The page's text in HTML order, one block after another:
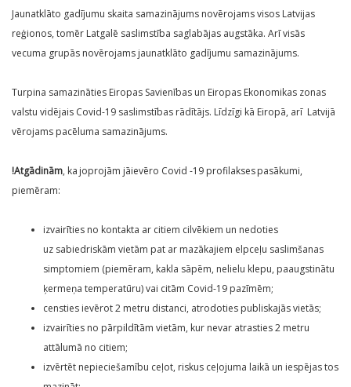
Jaunatklāto gadījumu skaita samazinājums novērojams visos Latvijas
reģionos, tomēr Latgalē saslimstība saglabājas augstāka. Arī visās
vecuma grupās novērojams jaunatklāto gadījumu samazinājums.
Turpina samazināties Eiropas Savienības un Eiropas Ekonomikas zonas
valstu vidējais Covid-19 saslimstības rādītājs. Līdzīgi kā Eiropā, arī Latvijā
vērojams pacēluma samazinājums.
!Atgādinām, ka joprojām jāievēro Covid -19 profilakses pasākumi,
piemēram:
izvairīties no kontakta ar citiem cilvēkiem un nedoties
uz sabiedriskām vietām pat ar mazākajiem elpceļu saslimšanas
simptomiem (piemēram, kakla sāpēm, nelielu klepu, paaugstinātu
ķermeņa temperatūru) vai citām Covid-19 pazīmēm;
censties ievērot 2 metru distanci, atrodoties publiskajās vietās;
izvairīties no pārpildītām vietām, kur nevar atrasties 2 metru
attālumā no citiem;
izvērtēt nepieciešamību ceļot, riskus ceļojuma laikā un iespējas tos